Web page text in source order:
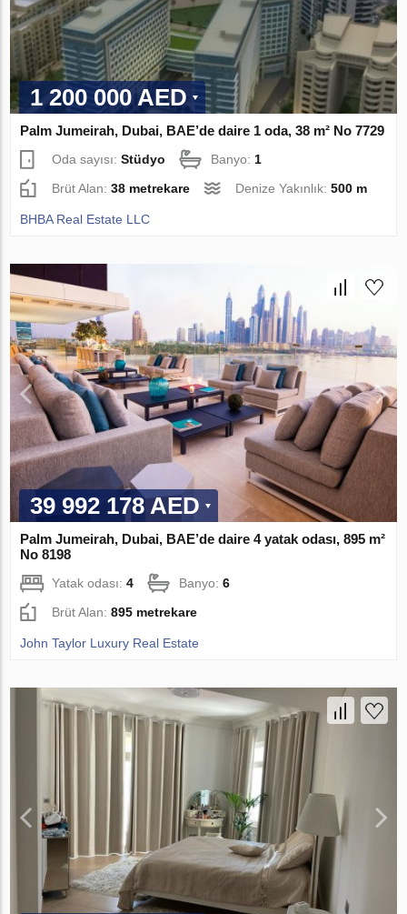
1 200 000 AED
Palm Jumeirah, Dubai, BAE’de daire 1 oda, 38 m² No 7729
Oda sayısı:Stüdyo Banyo: 1
Brüt Alan:38 metrekare Denize Yakınlık:500 m
BHBA Real Estate LLC
39 992 178 AED
Palm Jumeirah, Dubai, BAE’de daire 4 yatak odası, 895 m²
No 8198
Yatak odası:4 Banyo:6
Brüt Alan:895 metrekare
John Taylor Luxury Real Estate